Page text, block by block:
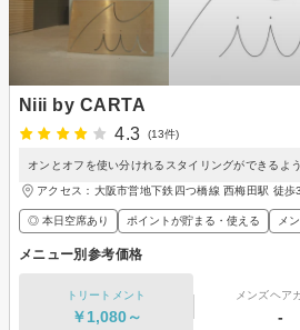
Niii by CARTA
4.3
(13件)
オンとオフを使い分けれるスタイリングができるよ
アクセス：大阪市営地下鉄四つ橋線 西梅田駅 徒
◎ 本日空席あり ポイントが貯まる・使える メ
メニュー別参考価格
トリートメント
￥1,080～
メンズヘア
-